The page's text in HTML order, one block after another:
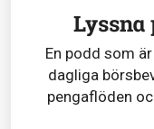
Lyssna
En podd som
dagliga
pengaflöden